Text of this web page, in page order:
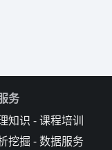
务
知识 - 课程培训
挖掘 - 数据服务